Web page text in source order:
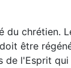
chrétien.
être
l'Esprit